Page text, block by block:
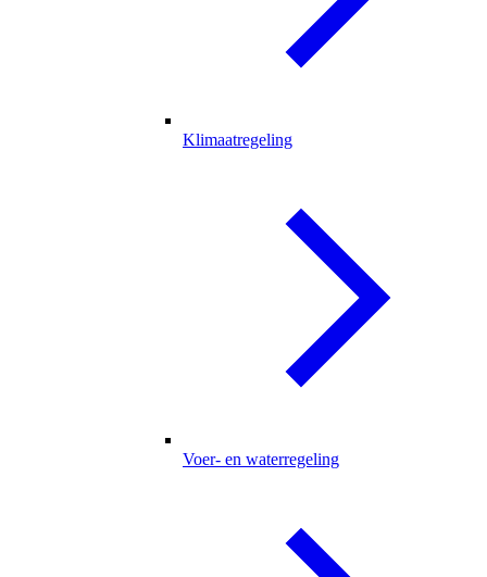
Klimaatregeling
Voer- en waterregeling